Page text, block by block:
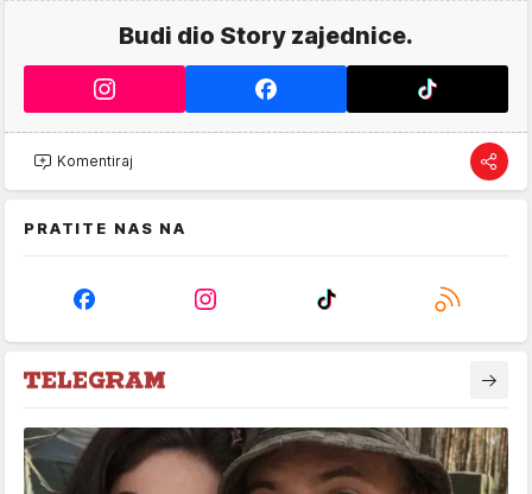
Budi dio Story zajednice.
Komentiraj
PRATITE NAS NA